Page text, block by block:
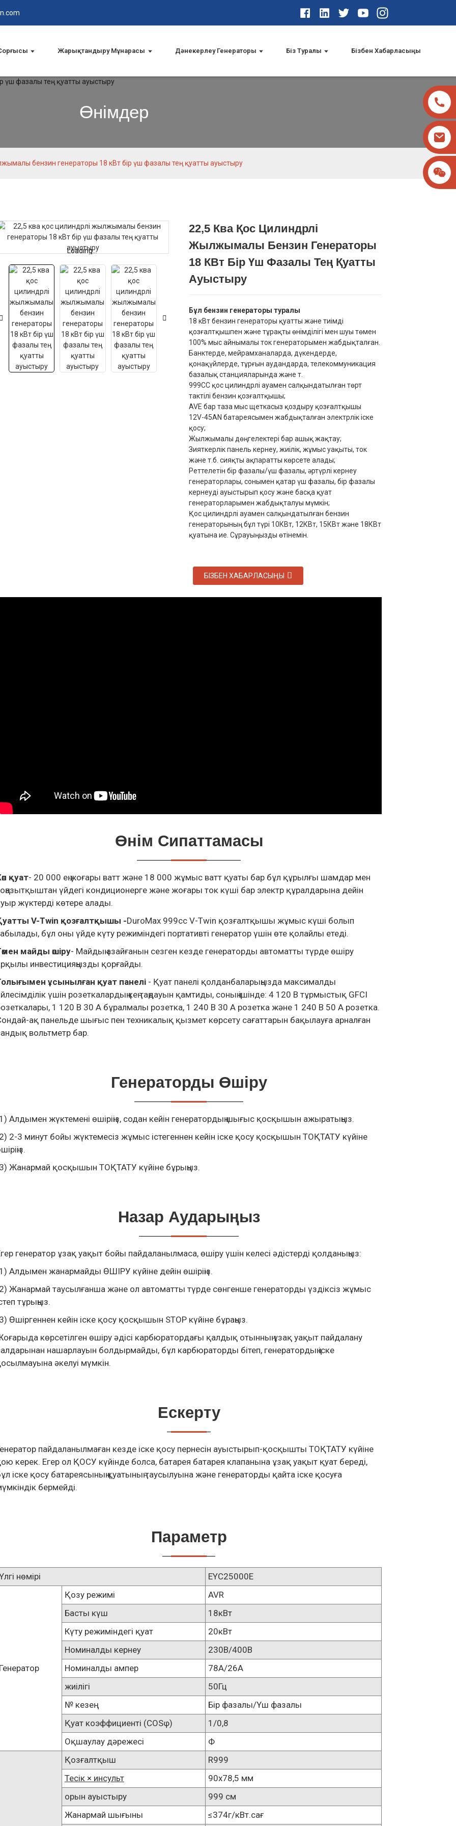
Жарықтандыру Мұнарасы Дәнекерлеу Генераторы Біз Туралы Бізбен Хабарласыңы
Өнімдер
бензин генераторы 18 кВт бір үш фазалы тең қуатты ауыстыру
Loading...
Loading... Loading...
Loading...
22,5 Ква Қос Цилиндрлі
Жылжымалы Бензин Генераторы
18 КВт Бір Үш Фазалы Тең Қуатты
Ауыстыру
Бұл бензин генераторы туралы
18 кВт бензин генераторы қуатты және тиімді
қозғалтқышпен және тұрақты өнімділігі мен шуы төмен
100% мыс айнымалы ток генераторымен жабдықталған.
Банктерде, мейрамханаларда, дүкендерде,
қонақүйлерде, тұрғын аудандарда, телекоммуникация
базалық станцияларында және т.
999CC қос цилиндрлі ауамен салқындатылған төрт
тактілі бензин қозғалтқышы;
AVE бар таза мыс щеткасыз қоздыру қозғалтқышы
12V-45AN батареясымен жабдықталған электрлік іске
қосу;
Жылжымалы дөңгелектері бар ашық жақтау;
Зияткерлік панель кернеу, жиілік, жұмыс уақыты, ток
және т.б. сияқты ақпаратты көрсете алады;
Реттелетін бір фазалы/үш фазалы, әртүрлі кернеу
генераторлары, сонымен қатар үш фазалы, бір фазалы
кернеуді ауыстырып қосу және басқа қуат
генераторларымен жабдықталуы мүмкін;
Қос цилиндрлі ауамен салқындатылған бензин
генераторының бұл түрі 10КВт, 12КВт, 15КВт және 18КВт
қуатына ие. Сұрауыңызды өтінемін.
БІЗБЕН ХАБАРЛАСЫҢЫ
Өнім Сипаттамасы
қуат- 20 000 ең жоғары ватт және 18 000 жұмыс ватт қуаты бар бұл құрылғы шамдар мен
үйдегі кондиционерге және жоғары ток күші бар электр құралдарына дейін
жүктерді көтере алады.
V-Twin қозғалтқышы -DuroMax 999cc V-Twin қозғалтқышы жұмыс күші болып
бұл оны үйде күту режиміндегі портативті генератор үшін өте қолайлы етеді.
майды өшіру- Майдың азайғанын сезген кезде генераторды автоматты түрде өшіру
инвестицияңызды қорғайды.
ұсынылған қуат панелі - Қуат панелі қолданбаларыңызда максималды
үшін розеткалардың кең таңдауын қамтиды, соның ішінде: 4 120 В тұрмыстық GFCI
1 120 В 30 А бұралмалы розетка, 1 240 В 30 А розетка және 1 240 В 50 А розетка.
ақ панельде шығыс пен техникалық қызмет көрсету сағаттарын бақылауға арналған
вольтметр бар.
Генераторды Өшіру
Алдымен жүктемені өшіріңіз, содан кейін генератордың шығыс қосқышын ажыратыңыз.
2-3 минут бойы жүктемесіз жұмыс істегеннен кейін іске қосу қосқышын ТОҚТАТУ күйіне
Жанармай қосқышын ТОҚТАТУ күйіне бұрыңыз.
Назар Аударыңыз
генератор ұзақ уақыт бойы пайдаланылмаса, өшіру үшін келесі әдістерді қолданыңыз:
Алдымен жанармайды ӨШІРУ күйіне дейін өшіріңіз.
Жанармай таусылғанша және ол автоматты түрде сөнгенше генераторды үздіксіз жұмыс
тұрыңыз.
Өшіргеннен кейін іске қосу қосқышын STOP күйіне бұраңыз.
көрсетілген өшіру әдісі карбюратордағы қалдық отынның ұзақ уақыт пайдалану
нашарлауын болдырмайды, бұл карбюраторды бітеп, генератордың іске
әкелуі мүмкін.
Ескерту
пайдаланылмаған кезде іске қосу пернесін ауыстырып-қосқышты ТОҚТАТУ күйіне
керек. Егер ол ҚОСУ күйінде болса, батарея батарея клапанына ұзақ уақыт қуат береді,
іске қосу батареясының қуатының таусылуына және генераторды қайта іске қосуға
бермейді.
Параметр
нөмірі EYC25000E
Қозу режимі
AVR
Басты күш
18кВт
Күту режиміндегі қуат
20кВт
Номиналды кернеу
230В/400В
Номиналды ампер
78A/26A
жиілігі
50Гц
№ кезең
Бір фазалы/Үш фазалы
Қуат коэффициенті (COSφ)
1/0,8
Оқшаулау дәрежесі
Ф
Қозғалтқыш
R999
Тесік × инсульт
90x78,5 мм
орын ауыстыру
999 см
Жанармай шығыны
≤374г/кВт.сағ